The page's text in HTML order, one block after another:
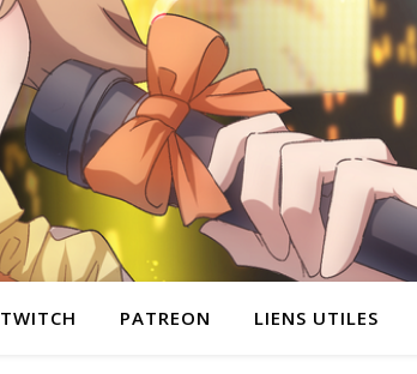
TWITCH PATREON LIENS UTILES